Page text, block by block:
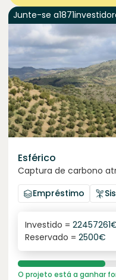
Junte-se a1871
Esférico
Captura de carbono
Empréstimo
6.3%
juro anual
Investido = 22457261
Reservado = 2500€
O projeto está a ganhar